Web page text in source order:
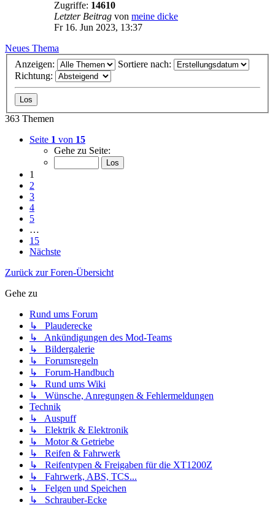
Zugriffe: 14610
Letzter Beitrag von meine dicke
Fr 16. Jun 2023, 13:37
Neues Thema
Anzeigen:
Sortiere nach:
Richtung:
363 Themen
Seite 1 von 15
Gehe zu Seite:
1
2
3
4
5
…
15
Nächste
Zurück zur Foren-Übersicht
Gehe zu
Rund ums Forum
↳ Plauderecke
↳ Ankündigungen des Mod-Teams
↳ Bildergalerie
↳ Forumsregeln
↳ Forum-Handbuch
↳ Rund ums Wiki
↳ Wünsche, Anregungen & Fehlermeldungen
Technik
↳ Auspuff
↳ Elektrik & Elektronik
↳ Motor & Getriebe
↳ Reifen & Fahrwerk
↳ Reifentypen & Freigaben für die XT1200Z
↳ Fahrwerk, ABS, TCS...
↳ Felgen und Speichen
↳ Schrauber-Ecke